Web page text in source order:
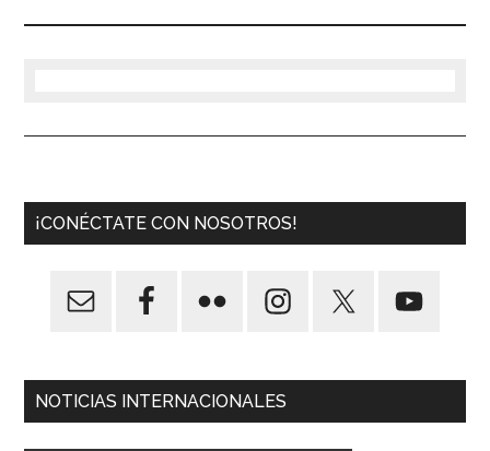
¡CONÉCTATE CON NOSOTROS!
NOTICIAS INTERNACIONALES